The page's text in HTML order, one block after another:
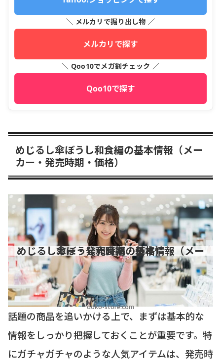
＼ メルカリで掘り出し物 ／
メルカリで探す
＼ Qoo10でメガ割チェック ／
Qoo10で探す
めじるし傘ぼうし和食編の基本情報（メー
カー・発売時期・価格）
doko-store.com
めじるし傘ぼうし和食編の基本情報（メーカー・発売時期・価格）
話題の商品を追いかける上で、まずは基本的な
情報をしっかり把握しておくことが重要です。特
にガチャガチャのような人気アイテムは、発売時